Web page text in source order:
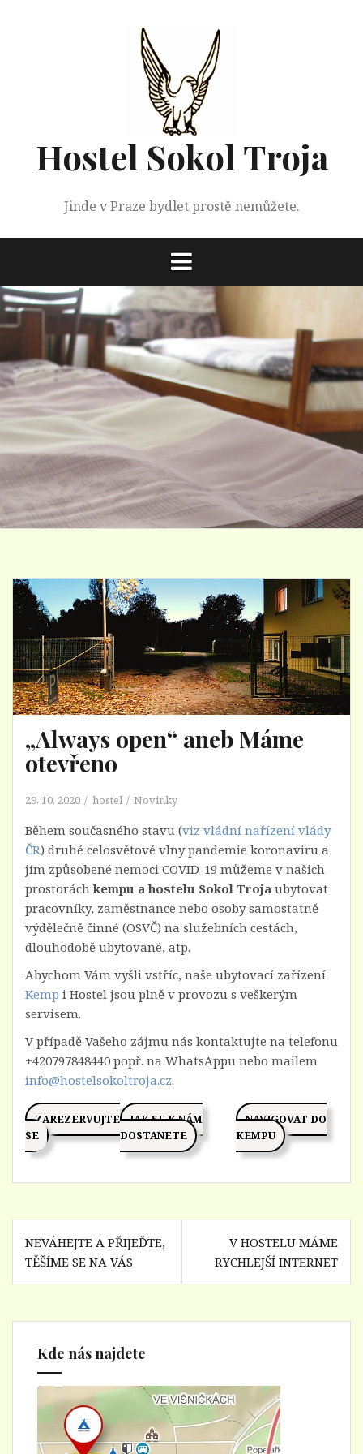
Hostel Sokol Troja
Jinde v Praze bydlet prostě nemůžete.
„Always open“ aneb Máme
otevřeno
29. 10. 2020 hostel Novinky
Během současného stavu (viz vládní nařízení vlády
ČR) druhé celosvětové vlny pandemie koronaviru a
jím způsobené nemoci COVID-19 můžeme v našich
prostoráchkempu a hostelu Sokol Troja ubytovat
pracovníky, zaměstnance nebo osoby samostatně
výdělečně činné (OSVČ) na služebních cestách,
dlouhodobě ubytované, atp.
Abychom Vám vyšli vstříc, naše ubytovací zařízení
Kemp i Hostel jsou plně v provozu s veškerým
servisem.
V případě Vašeho zájmu nás kontaktujte na telefonu
+420797848440 popř. na WhatsAppu nebo mailem
info@hostelsokoltroja.cz.
ZAREZERVUJTE
SE
JAK SE K NÁM
DOSTANETE
NAVIGOVAT DO
KEMPU
Navigace
pro
příspěvek
NEVÁHEJTE A PŘIJEĎTE,
TĚŠÍME SE NA VÁS
V HOSTELU MÁME
RYCHLEJŠÍ INTERNET
Kde nás najdete